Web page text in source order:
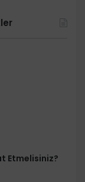
Etmelisiniz?